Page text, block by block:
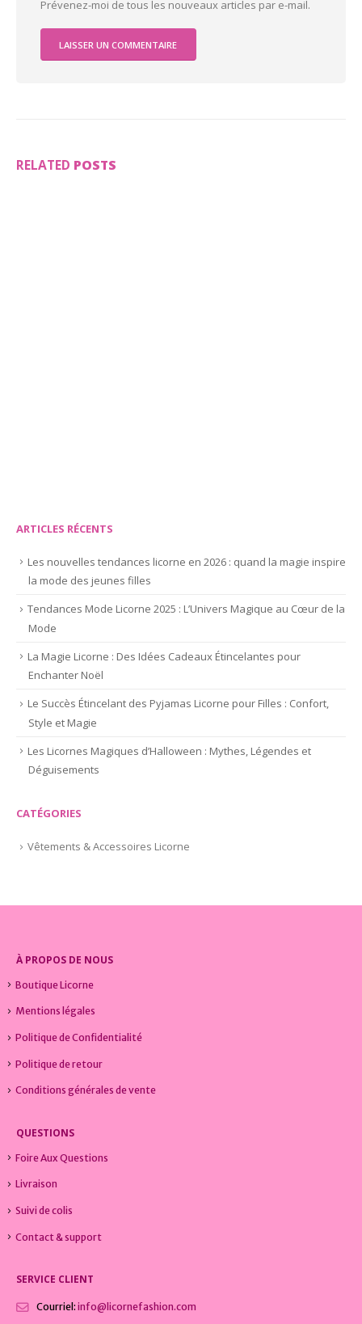
Prévenez-moi de tous les nouveaux articles par e-mail.
RELATED POSTS
ARTICLES RÉCENTS
Les nouvelles tendances licorne en 2026 : quand la magie inspire
la mode des jeunes filles
Tendances Mode Licorne 2025 : L’Univers Magique au Cœur de la
Mode
La Magie Licorne : Des Idées Cadeaux Étincelantes pour
Enchanter Noël
Le Succès Étincelant des Pyjamas Licorne pour Filles : Confort,
Style et Magie
Les Licornes Magiques d’Halloween : Mythes, Légendes et
Déguisements
CATÉGORIES
Vêtements & Accessoires Licorne
À PROPOS DE NOUS
Boutique Licorne
Mentions légales
Politique de Confidentialité
Politique de retour
Conditions générales de vente
QUESTIONS
Foire Aux Questions
Livraison
Suivi de colis
Contact & support
SERVICE CLIENT
Courriel: info@licornefashion.com